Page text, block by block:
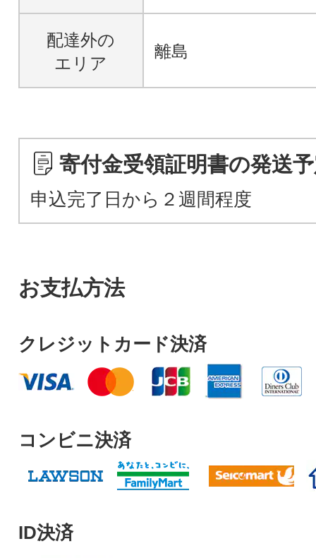
配達外の
エリア
離島
寄付金受領証明書の発送
申込完了日から２週間程度
お支払方法
クレジットカード決済
コンビニ決済
ID決済